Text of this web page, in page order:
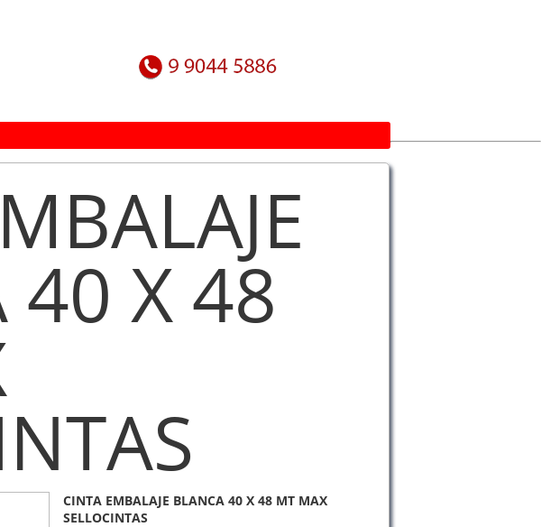
40 X 48
CINTA EMBALAJE BLANCA 40 X 48 MT MAX
SELLOCINTAS